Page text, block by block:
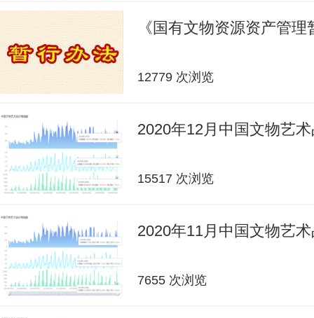
《国有文物资源资产管
12779 次浏览
2020年12月中国文物艺
15517 次浏览
2020年11月中国文物艺
7655 次浏览